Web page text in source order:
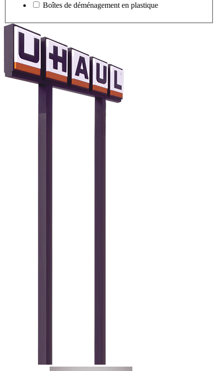
Boîtes de déménagement en plastique